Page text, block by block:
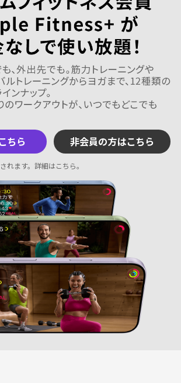
ちら 非会員の方はこちら
れます。 詳細はこちら。